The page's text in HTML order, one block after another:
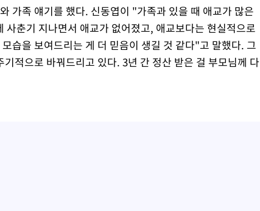
교수…이
차 개시
25.3%↑
가족 얘기를 했다. 신동엽이 "가족과 있을 때 애교가 많은
춘기 지나면서 애교가 없어졌고, 애교보다는 현실적으로
습을 보여드리는 게 더 믿음이 생길 것 같다"고 말했다. 그
적으로 바꿔드리고 있다. 3년 간 정산 받은 걸 부모님께 다